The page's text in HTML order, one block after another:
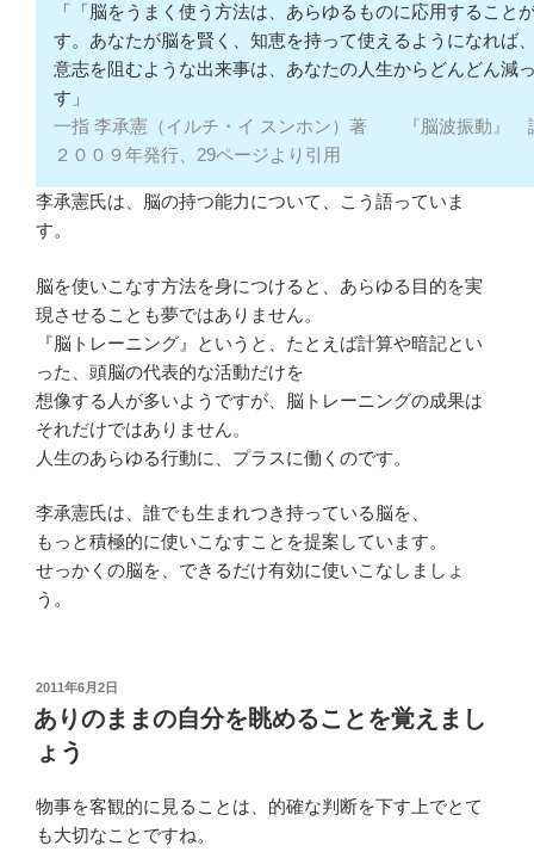
「「脳をうまく使う方法は、あらゆるものに応用すること
す。あなたが脳を賢く、知恵を持って使えるようになれば
意志を阻むような出来事は、あなたの人生からどんどん減
す」
一指 李承憲（イルチ・イ スンホン）著 『脳波振動』
２００９年発行、29ページより引用
李承憲氏は、脳の持つ能力について、こう語っていま
す。
脳を使いこなす方法を身につけると、あらゆる目的を実
現させることも夢ではありません。
『脳トレーニング』というと、たとえば計算や暗記とい
った、頭脳の代表的な活動だけを
想像する人が多いようですが、脳トレーニングの成果は
それだけではありません。
人生のあらゆる行動に、プラスに働くのです。
李承憲氏は、誰でも生まれつき持っている脳を、
もっと積極的に使いこなすことを提案しています。
せっかくの脳を、できるだけ有効に使いこなしましょ
う。
投
稿
日:
2011年6月2日
ありのままの自分を眺めることを覚えまし
ょう
物事を客観的に見ることは、的確な判断を下す上でとて
も大切なことですね。